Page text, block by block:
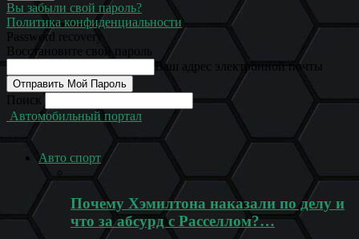
Вы забыли свой пароль?
Политика конфиденциальности
Password recovery
Восстановите свой пароль
Ваш адрес электронной почты
Поиск
Автомобильный портал
Авто спорт
Почему Хэмилтона наказали по делу и
что за абсурд с Расселлом?…